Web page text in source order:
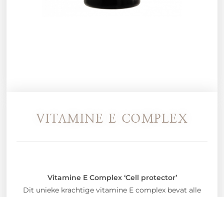
VITAMINE E COMPLEX
Vitamine E Complex ‘Cell protector’
Dit unieke krachtige vitamine E complex bevat alle